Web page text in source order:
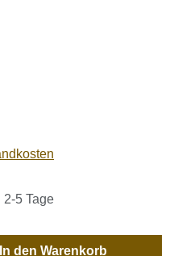
2-5 Tage
gewünschten
In den Warenkorb